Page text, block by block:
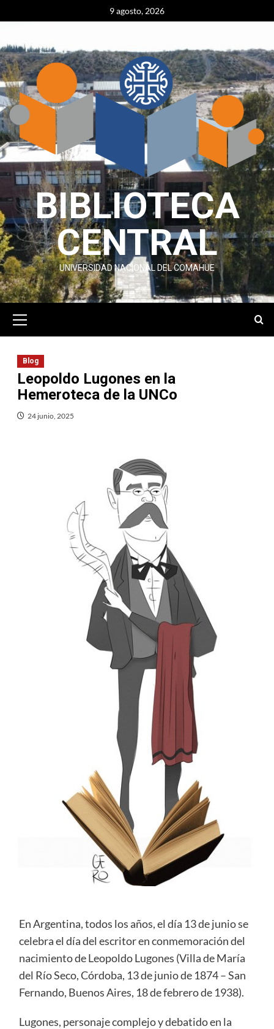
to
9 agosto, 2026
BIBLIOTECA
CENTRAL
UNIVERSIDAD NACIONAL DEL COMAHUE
Menu
Blog
Leopoldo Lugones en la
Hemeroteca de la UNCo
24 junio, 2025
En Argentina, todos los años, el día 13 de junio se
celebra el día del escritor en conmemoración del
nacimiento de Leopoldo Lugones (Villa de María
del Río Seco, Córdoba, 13 de junio de 1874 – San
Fernando, Buenos Aires, 18 de febrero de 1938).
Lugones, personaje complejo y debatido en la